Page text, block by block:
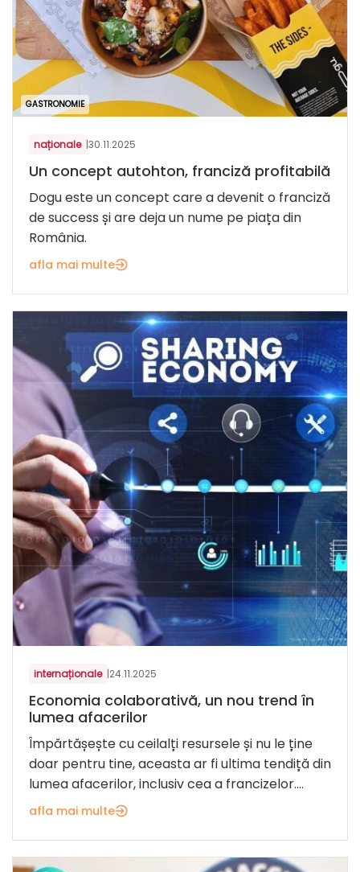
GASTRONOMIE
naționale |30.11.2025
Un concept autohton, franciză profitabilă
Dogu este un concept care a devenit o franciză
de success și are deja un nume pe piața din
România.
afla mai multe
internaționale |24.11.2025
Economia colaborativă, un nou trend în
lumea afacerilor
Împărtășește cu ceilalți resursele și nu le ține
doar pentru tine, aceasta ar fi ultima tendiță din
lumea afacerilor, inclusiv cea a francizelor....
afla mai multe